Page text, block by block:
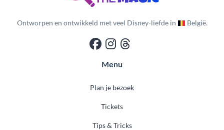
Ontworpen en ontwikkeld met veel Disney-liefde in België.
Menu
Plan je bezoek
Tickets
Tips & Tricks